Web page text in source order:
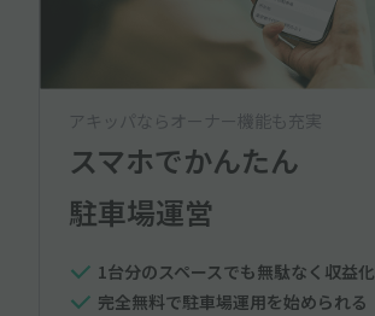
アキッパならオーナー機能も充実
スマホでかんたん
駐車場運営
1台分のスペースでも無駄なく収益化
完全無料で駐車場運用を始められる